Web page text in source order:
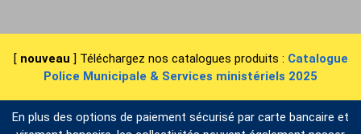
[ nouveau ] Téléchargez nos catalogues produits : Catalogue
Police Municipale & Services ministériels 2025
En plus des options de paiement sécurisé par carte bancaire et